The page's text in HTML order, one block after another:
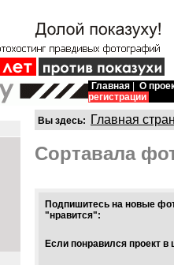
Главная
О
регистрации
Вы здесь: Главная
Сортавала
Подпишитесь на новые
"нравится":
Если понравился проект